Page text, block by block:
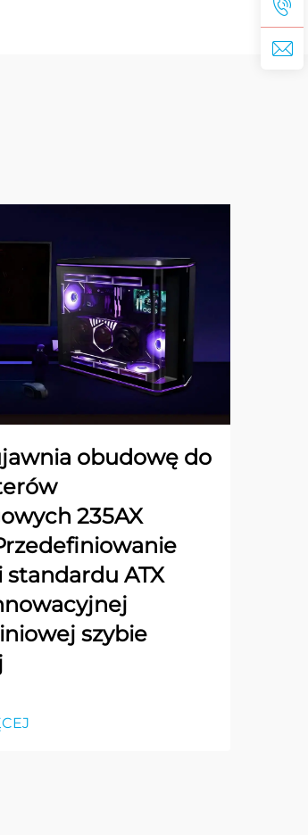
obudowę do
235AX
ATX
szybie